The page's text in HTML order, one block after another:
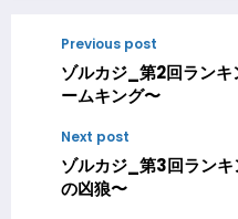
Previous post
ゾルカジ_第2回ランキ
ームキング〜
Next post
ゾルカジ_第3回ラン
の凶狼〜